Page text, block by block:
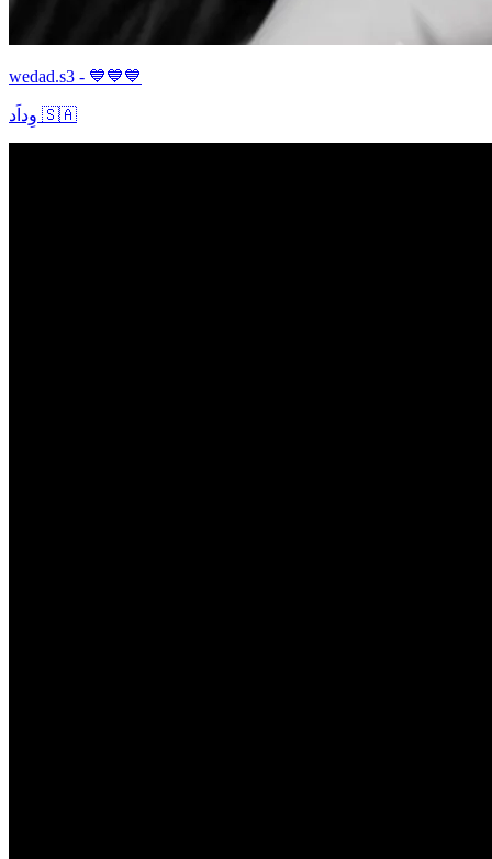
wedad.s3 - 💙💙💙
وِداَد 🇸🇦